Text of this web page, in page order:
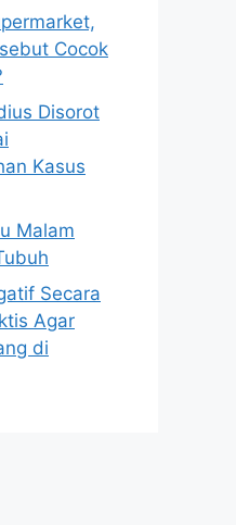
Cocok
Disorot
Kasus
Malam
Secara
Agar
di